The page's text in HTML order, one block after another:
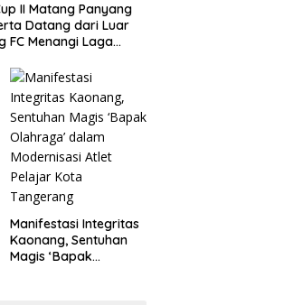
II Matang Panyang
Datang dari Luar
FC Menangi Laga
Manifestasi Integritas
Kaonang, Sentuhan
Magis ‘Bapak